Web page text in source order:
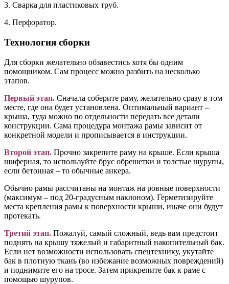
3. Сварка для пластиковых труб.
4. Перфоратор.
Технология сборки
Для сборки желательно обзавестись хотя бы одним
помощником. Сам процесс можно разбить на несколько
этапов.
Первый этап. Сначала соберите раму, желательно сразу в том
месте, где она будет установлена. Оптимальный вариант –
крыша, туда можно по отдельности передать все детали
конструкции. Сама процедура монтажа рамы зависит от
конкретной модели и прописывается в инструкции.
Второй этап. Прочно закрепите раму на крыше. Если крыша
шиферная, то используйте брус обрешетки и толстые шурупы,
если бетонная – то обычные анкера.
Обычно рамы рассчитаны на монтаж на ровные поверхности
(максимум – под 20-градусным наклоном). Герметизируйте
места крепления рамы к поверхности крыши, иначе они будут
протекать.
Третий этап. Пожалуй, самый сложный, ведь вам предстоит
поднять на крышу тяжелый и габаритный накопительный бак.
Если нет возможности использовать спецтехнику, укутайте
бак в плотную ткань (во избежание возможных повреждений)
и поднимите его на тросе. Затем прикрепите бак к раме с
помощью шурупов.